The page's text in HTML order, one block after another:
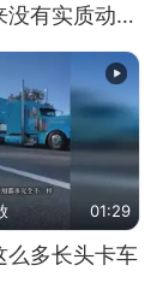
没有实质动
01:29
么多长头卡车